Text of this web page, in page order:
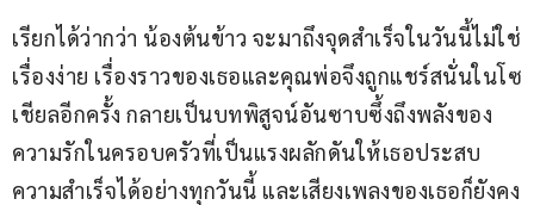
เรียกได้ว่ากว่า น้องต้นข้าว จะมาถึงจุดสำเร็จในวันนี้ไม่ใช่
เรื่องง่าย เรื่องราวของเธอและคุณพ่อจึงถูกแชร์สนั่นในโซ
เชียลอีกครั้ง กลายเป็นบทพิสูจน์อันซาบซึ้งถึงพลังของ
ความรักในครอบครัวที่เป็นแรงผลักดันให้เธอประสบ
ความสำเร็จได้อย่างทุกวันนี้ และเสียงเพลงของเธอก็ยังคง